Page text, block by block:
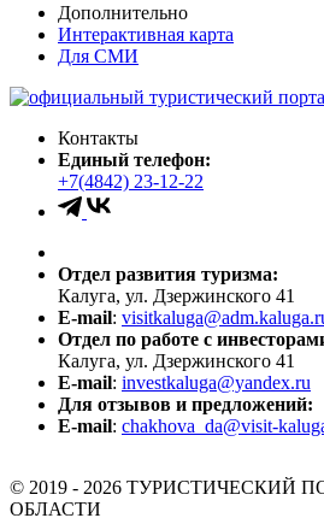
Дополнительно
Интерактивная карта
Для СМИ
Контакты
Единый телефон:
+7(4842) 23-12-22
Отдел развития туризма:
Калуга, ул. Дзержинского 41
E-mail:
Отдел по работе с
Калуга, ул. Дзержинского 41
E-mail: investkaluga@yandex.ru
Для отзывов и предложений:
E-mail: chakhova_da@visit-
© 2019 - 2026 ТУРИСТИЧЕСКИЙ
ОБЛАСТИ